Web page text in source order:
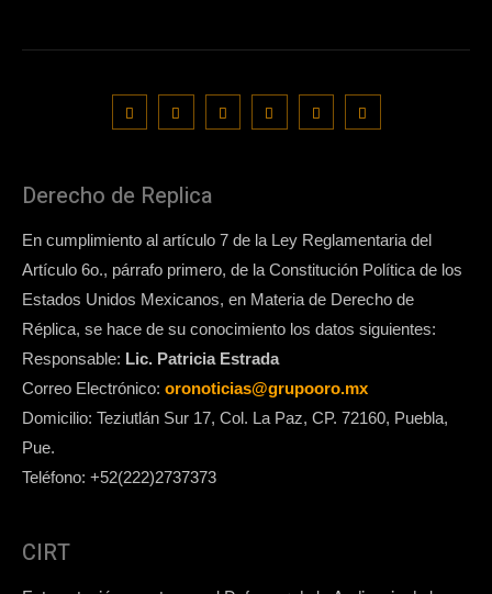
Derecho de Replica
En cumplimiento al artículo 7 de la Ley Reglamentaria del
Artículo 6o., párrafo primero, de la Constitución Política de los
Estados Unidos Mexicanos, en Materia de Derecho de
Réplica, se hace de su conocimiento los datos siguientes:
Responsable: Lic. Patricia Estrada
Correo Electrónico: oronoticias@grupooro.mx
Domicilio: Teziutlán Sur 17, Col. La Paz, CP. 72160, Puebla,
Pue.
Teléfono: +52(222)2737373
CIRT